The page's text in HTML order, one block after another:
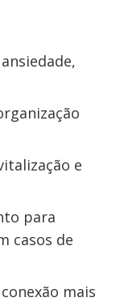
e
para
casos de
conexão mais